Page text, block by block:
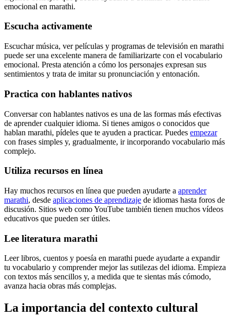
emocional en marathi.
Escucha activamente
Escuchar música, ver películas y programas de televisión en marathi
puede ser una excelente manera de familiarizarte con el vocabulario
emocional. Presta atención a cómo los personajes expresan sus
sentimientos y trata de imitar su pronunciación y entonación.
Practica con hablantes nativos
Conversar con hablantes nativos es una de las formas más efectivas
de aprender cualquier idioma. Si tienes amigos o conocidos que
hablan marathi, pídeles que te ayuden a practicar. Puedes empezar
con frases simples y, gradualmente, ir incorporando vocabulario más
complejo.
Utiliza recursos en línea
Hay muchos recursos en línea que pueden ayudarte a aprender
marathi, desde aplicaciones de aprendizaje de idiomas hasta foros de
discusión. Sitios web como YouTube también tienen muchos vídeos
educativos que pueden ser útiles.
Lee literatura marathi
Leer libros, cuentos y poesía en marathi puede ayudarte a expandir
tu vocabulario y comprender mejor las sutilezas del idioma. Empieza
con textos más sencillos y, a medida que te sientas más cómodo,
avanza hacia obras más complejas.
La importancia del contexto cultural